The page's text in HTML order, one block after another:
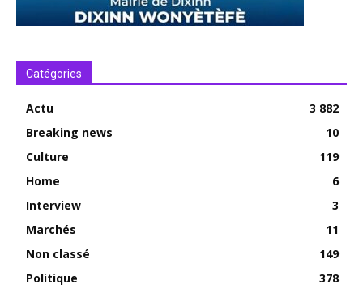
Catégories
Actu
3 882
Breaking news
10
Culture
119
Home
6
Interview
3
Marchés
11
Non classé
149
Politique
378